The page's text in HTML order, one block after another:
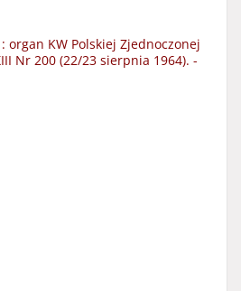
organ KW Polskiej Zjednoczonej
Nr 200 (22/23 sierpnia 1964). -